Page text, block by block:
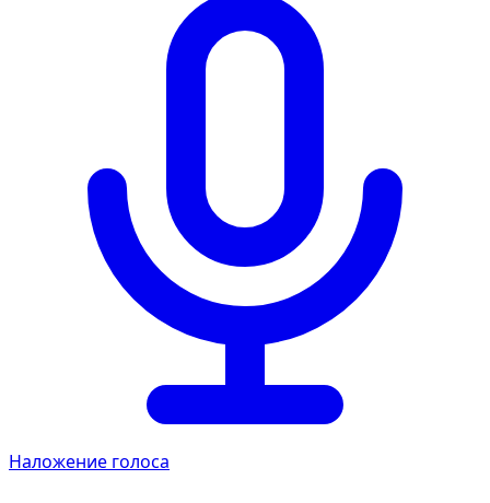
Наложение голоса